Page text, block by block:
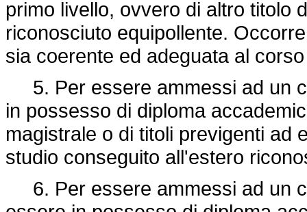
primo livello, ovvero di altro titolo
riconosciuto equipollente.
sia coerente ed adeguata al
5. Per essere ammessi ad un
in possesso di diploma
magistrale o di titoli previgenti ad
studio conseguito all'estero
6. Per essere ammessi ad un